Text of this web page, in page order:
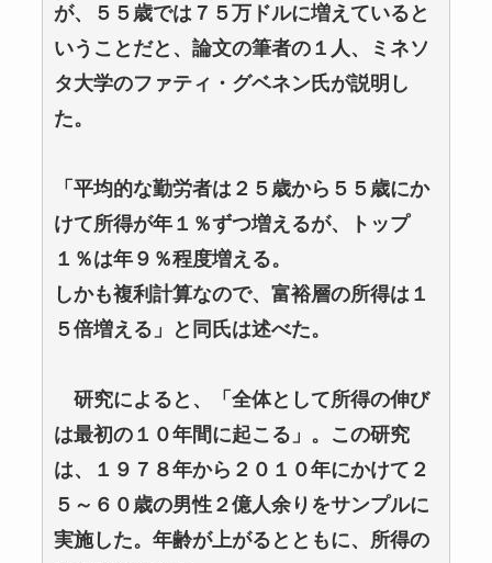
が、５５歳では７５万ドルに増えていると
いうことだと、論文の筆者の１人、ミネソ
タ大学のファティ・グベネン氏が説明し
た。
「平均的な勤労者は２５歳から５５歳にか
けて所得が年１％ずつ増えるが、トップ
１％は年９％程度増える。
しかも複利計算なので、富裕層の所得は１
５倍増える」と同氏は述べた。
研究によると、「全体として所得の伸び
は最初の１０年間に起こる」。この研究
は、１９７８年から２０１０年にかけて２
５～６０歳の男性２億人余りをサンプルに
実施した。年齢が上がるとともに、所得の